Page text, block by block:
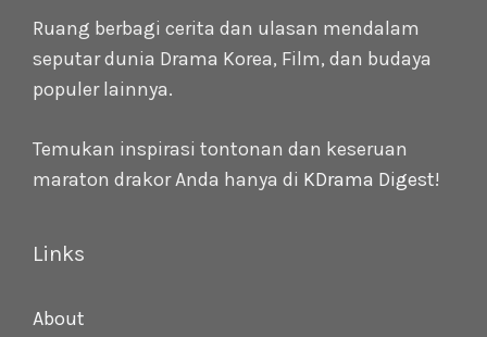
Ruang berbagi cerita dan ulasan mendalam
seputar dunia Drama Korea, Film, dan budaya
populer lainnya.
Temukan inspirasi tontonan dan keseruan
maraton drakor Anda hanya di KDrama Digest!
Links
About